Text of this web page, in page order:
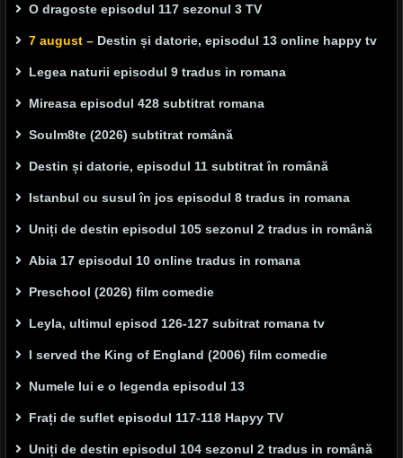
O dragoste episodul 117 sezonul 3 TV
7 august – Destin și datorie, episodul 13 online happy tv
Legea naturii episodul 9 tradus in romana
Mireasa episodul 428 subtitrat romana
Soulm8te (2026) subtitrat română
Destin și datorie, episodul 11 subtitrat în română
Istanbul cu susul în jos episodul 8 tradus in romana
Uniți de destin episodul 105 sezonul 2 tradus in română
Abia 17 episodul 10 online tradus in romana
Preschool (2026) film comedie
Leyla, ultimul episod 126-127 subitrat romana tv
I served the King of England (2006) film comedie
Numele lui e o legenda episodul 13
Frați de suflet episodul 117-118 Hapyy TV
Uniți de destin episodul 104 sezonul 2 tradus in română